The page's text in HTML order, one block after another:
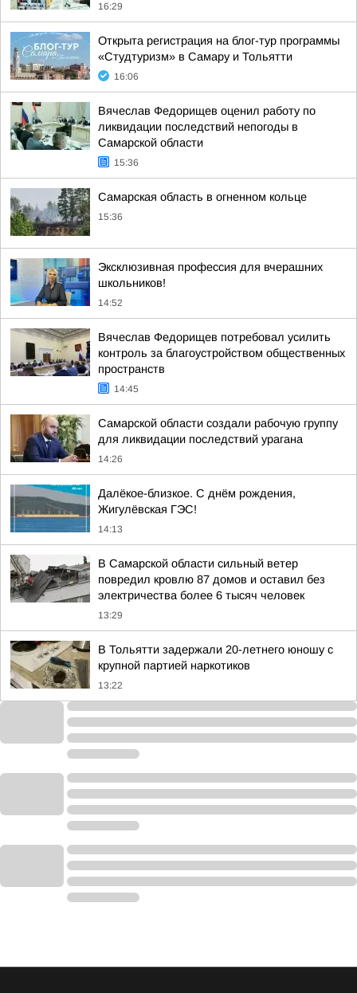
16:29
Открыта регистрация на блог-тур программы
«Студтуризм» в Самару и Тольятти
16:06
Вячеслав Федорищев оценил работу по
ликвидации последствий непогоды в
Самарской области
15:36
Самарская область в огненном кольце
15:36
Эксклюзивная профессия для вчерашних
школьников!
14:52
Вячеслав Федорищев потребовал усилить
контроль за благоустройством общественных
пространств
14:45
Самарской области создали рабочую группу
для ликвидации последствий урагана
14:26
Далёкое-близкое. С днём рождения,
Жигулёвская ГЭС!
14:13
В Самарской области сильный ветер
повредил кровлю 87 домов и оставил без
электричества более 6 тысяч человек
13:29
В Тольятти задержали 20-летнего юношу с
крупной партией наркотиков
13:22